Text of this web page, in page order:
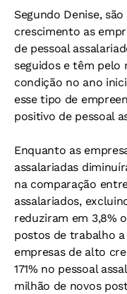
Segundo Denise,
crescimento as
de pessoal
seguidos e têm pelo
condição no ano
esse tipo de
positivo de pessoal
Enquanto as
assalariadas
na comparação
assalariados,
reduziram em 3,8%
postos de trabalho
empresas de alto
171% no pessoal
milhão de novos